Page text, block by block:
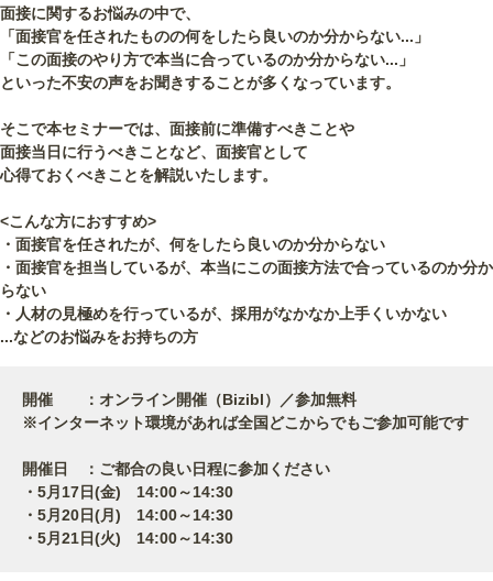
面接に関するお悩みの中で、
「面接官を任されたものの何をしたら良いのか分からない...」
「この面接のやり方で本当に合っているのか分からない...」
といった不安の声をお聞きすることが多くなっています。
そこで本セミナーでは、面接前に準備すべきことや
面接当日に行うべきことなど、面接官として
心得ておくべきことを解説いたします。
<こんな方におすすめ>
・面接官を任されたが、何をしたら良いのか分からない
・面接官を担当しているが、本当にこの面接方法で合っているのか分か
らない
・人材の見極めを行っているが、採用がなかなか上手くいかない
...などのお悩みをお持ちの方
開催 ：オンライン開催（Bizibl）／参加無料
※インターネット環境があれば全国どこからでもご参加可能です
開催日 ：ご都合の良い日程に参加ください
・5月17日(金) 14:00～14:30
・5月20日(月) 14:00～14:30
・5月21日(火) 14:00～14:30